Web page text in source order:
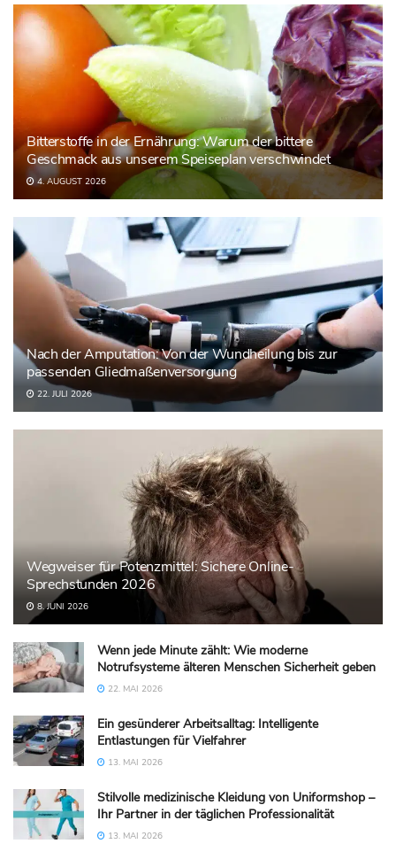
Bitterstoffe in der Ernährung: Warum der bittere
Geschmack aus unserem Speiseplan verschwindet
4. AUGUST 2026
Nach der Amputation: Von der Wundheilung bis zur
passenden Gliedmaßenversorgung
22. JULI 2026
Wegweiser für Potenzmittel: Sichere Online-
Sprechstunden 2026
8. JUNI 2026
Wenn jede Minute zählt: Wie moderne
Notrufsysteme älteren Menschen Sicherheit geben
22. MAI 2026
Ein gesünderer Arbeitsalltag: Intelligente
Entlastungen für Vielfahrer
13. MAI 2026
Stilvolle medizinische Kleidung von Uniformshop –
Ihr Partner in der täglichen Professionalität
13. MAI 2026